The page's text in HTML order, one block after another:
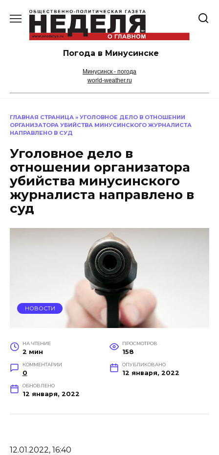
содержанию
Погода в Минусинске
Минусинск - погода
world-weather.ru
ГЛАВНАЯ СТРАНИЦА » УГОЛОВНОЕ ДЕЛО В ОТНОШЕНИИ
ОРГАНИЗАТОРА УБИЙСТВА МИНУСИНСКОГО ЖУРНАЛИСТА
НАПРАВЛЕНО В СУД
Уголовное дело в
отношении организатора
убийства минусинского
журналиста направлено в
суд
НОВОСТИ
НА ЧТЕНИЕ
2 мин
ПРОСМОТРОВ
158
КОММЕНТАРИИ
0
ОПУБЛИКОВАНО
12 января, 2022
ОБНОВЛЕНО
12 января, 2022
12.01.2022, 16:40